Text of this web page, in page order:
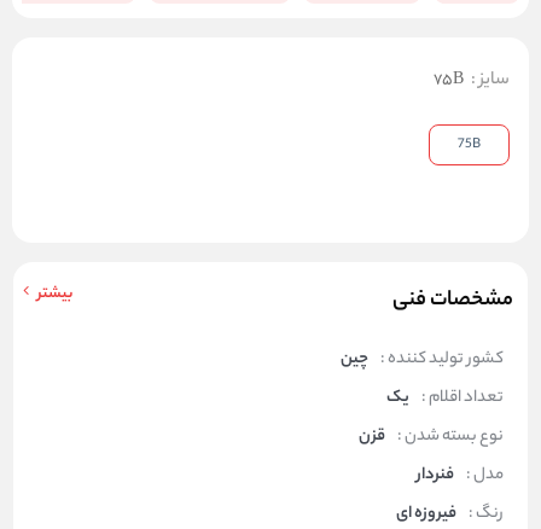
مشخصات فنی بیشتر
کشور تولید کننده : چین
تعداد اقلام : یک
نوع بسته شدن : قزن
مدل : فنردار
رنگ : فیروزه ای
سایز:
75B
75B